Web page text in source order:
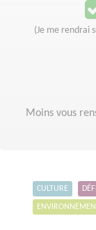
(Je me rendrai
Moins vous
CULTURE